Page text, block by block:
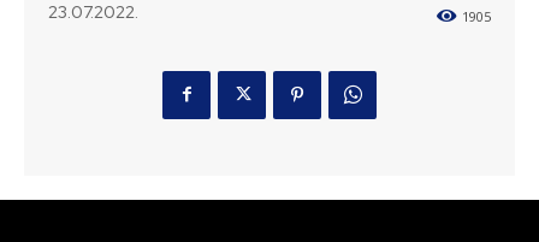
23.07.2022. 1905